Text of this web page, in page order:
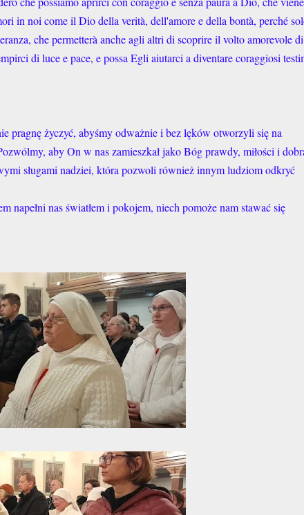
in noi come il Dio della verità, dell'amore e della bontà, perché
che permetterà anche agli altri di scoprire il volto amorevole
di luce e pace, e possa Egli aiutarci a diventare coraggiosi
pragnę życzyć, abyśmy odważnie i bez lęków otworzyli się na
aby On w nas zamieszkał jako Bóg prawdy, miłości i
sługami nadziei, która pozwoli również innym ludziom odkryć
napełni nas światłem i pokojem, niech pomoże nam stawać się